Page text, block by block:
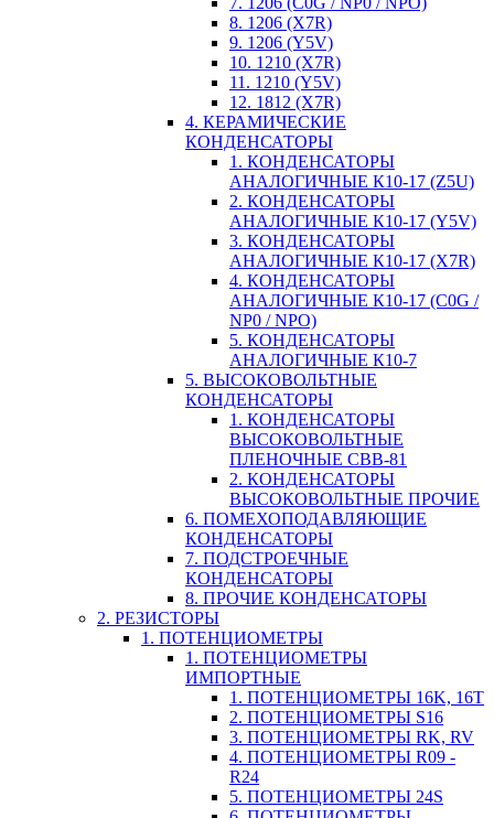
8. 1206 (X7R)
9. 1206 (Y5V)
10. 1210 (X7R)
11. 1210 (Y5V)
12. 1812 (X7R)
4. КЕРАМИЧЕСКИЕ
КОНДЕНСАТОРЫ
1. КОНДЕНСАТОРЫ
АНАЛОГИЧНЫЕ К10-17 (Z5U)
2. КОНДЕНСАТОРЫ
АНАЛОГИЧНЫЕ К10-17 (Y5V)
3. КОНДЕНСАТОРЫ
АНАЛОГИЧНЫЕ К10-17 (X7R)
4. КОНДЕНСАТОРЫ
АНАЛОГИЧНЫЕ К10-17 (C0G /
NP0 / NPO)
5. КОНДЕНСАТОРЫ
АНАЛОГИЧНЫЕ К10-7
5. ВЫСОКОВОЛЬТНЫЕ
КОНДЕНСАТОРЫ
1. КОНДЕНСАТОРЫ
ВЫСОКОВОЛЬТНЫЕ
ПЛЕНОЧНЫЕ CBB-81
2. КОНДЕНСАТОРЫ
ВЫСОКОВОЛЬТНЫЕ ПРОЧИЕ
6. ПОМЕХОПОДАВЛЯЮЩИЕ
КОНДЕНСАТОРЫ
7. ПОДСТРОЕЧНЫЕ
КОНДЕНСАТОРЫ
8. ПРОЧИЕ КОНДЕНСАТОРЫ
2. РЕЗИСТОРЫ
1. ПОТЕНЦИОМЕТРЫ
1. ПОТЕНЦИОМЕТРЫ
ИМПОРТНЫЕ
1. ПОТЕНЦИОМЕТРЫ 16K, 16T
2. ПОТЕНЦИОМЕТРЫ S16
3. ПОТЕНЦИОМЕТРЫ RK, RV
4. ПОТЕНЦИОМЕТРЫ R09 -
R24
5. ПОТЕНЦИОМЕТРЫ 24S